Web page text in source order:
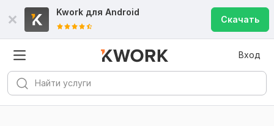
Kwork для Android
Скачать
Вход